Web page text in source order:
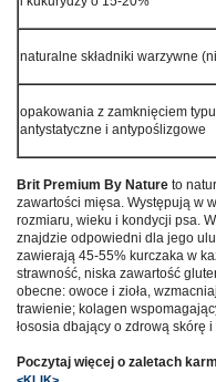
naturalne składniki warzywne
opakowania z zamknięciem typu
antystatyczne i antypoślizgowe
Brit Premium By Nature to
zawartości mięsa. Występują w
rozmiaru, wieku i kondycji psa.
znajdzie odpowiedni dla jego
zawierają 45-55% kurczaka w
strawność, niska zawartość
obecne: owoce i zioła,
trawienie; kolagen
łososia dbający o zdrową skórę i
Poczytaj więcej o zaletach